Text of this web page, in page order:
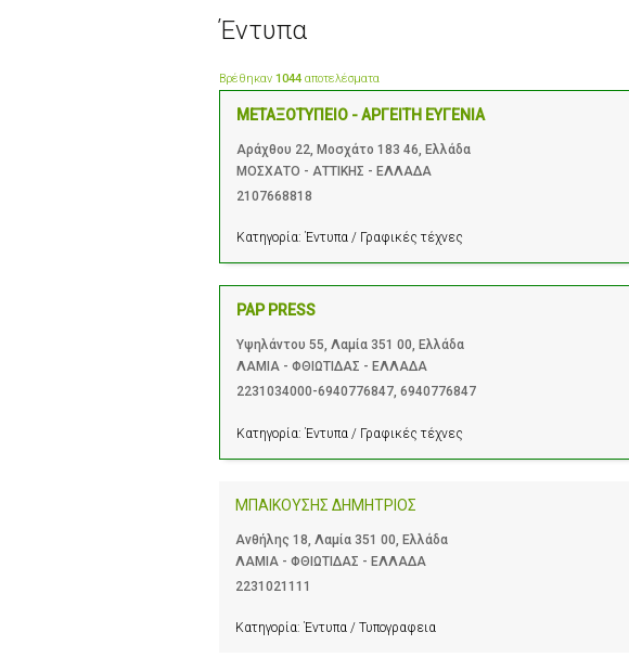
Έντυπα
Βρέθηκαν 1044 αποτελέσματα
ΜΕΤΑΞΟΤΥΠΕΙΟ - ΑΡΓΕΙΤΗ ΕΥΓΕΝΙΑ
Αράχθου 22, Μοσχάτο 183 46, Ελλάδα
ΜΟΣΧΑΤΟ - ΑΤΤΙΚΗΣ - ΕΛΛΑΔΑ
2107668818
Κατηγορία: Έντυπα / Γραφικές τέχνες
PAP PRESS
Υψηλάντου 55, Λαμία 351 00, Ελλάδα
ΛΑΜΙΑ - ΦΘΙΩΤΙΔΑΣ - ΕΛΛΑΔΑ
2231034000-6940776847, 6940776847
Κατηγορία: Έντυπα / Γραφικές τέχνες
ΜΠΑΙΚΟΥΣΗΣ ΔΗΜΗΤΡΙΟΣ
Ανθήλης 18, Λαμία 351 00, Ελλάδα
ΛΑΜΙΑ - ΦΘΙΩΤΙΔΑΣ - ΕΛΛΑΔΑ
2231021111
Κατηγορία: Έντυπα / Τυπογραφεια